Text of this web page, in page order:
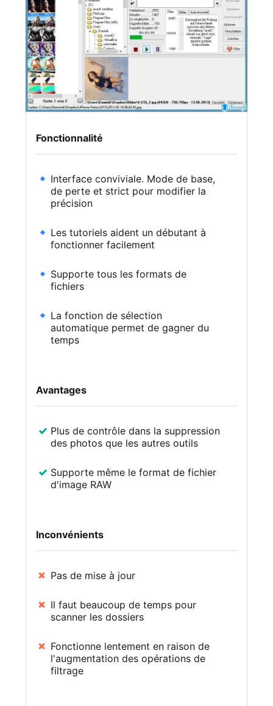
Fonctionnalité
Interface conviviale. Mode de base,
de perte et strict pour modifier la
précision
Les tutoriels aident un débutant à
fonctionner facilement
Supporte tous les formats de
fichiers
La fonction de sélection
automatique permet de gagner du
temps
Avantages
Plus de contrôle dans la suppression
des photos que les autres outils
Supporte même le format de fichier
d'image RAW
Inconvénients
Pas de mise à jour
Il faut beaucoup de temps pour
scanner les dossiers
Fonctionne lentement en raison de
l'augmentation des opérations de
filtrage